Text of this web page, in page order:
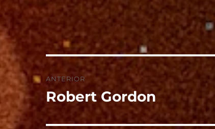
Navegación
de
entradas
ANTERIOR
Entrada
anterior:
Robert Gordon